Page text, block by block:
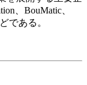
、BouMatic、
である。